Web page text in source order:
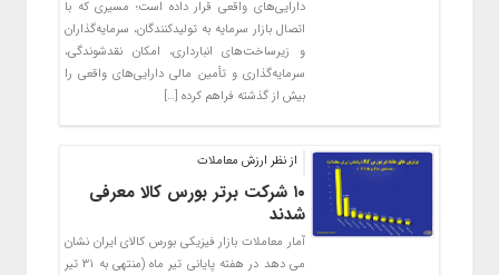
دارایی‌های واقعی قرار داده است؛ مسیری که با
اتصال بازار سرمایه به تولیدکنندگان، سرمایه‌گذاران
و زیرساخت‌های انبارداری، امکان نقدشوندگی،
سرمایه‌گذاری و تأمین مالی دارایی‌های واقعی را
بیش از گذشته فراهم کرده […]
از نظر ارزش معاملات
۱۰ شرکت برتر بورس کالا معرفی
شدند
آمار معاملات بازار فیزیکی بورس کالای ایران نشان
می دهد در هفته پایانی تیر ماه (منتهی به ۳۱ تیر